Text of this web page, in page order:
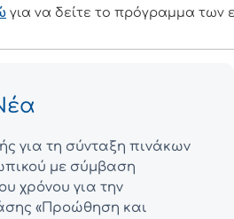
για να δείτε το πρόγραμμα των
για τη σύνταξη πινάκων
με σύμβαση
χρόνου για την
«Προώθηση και